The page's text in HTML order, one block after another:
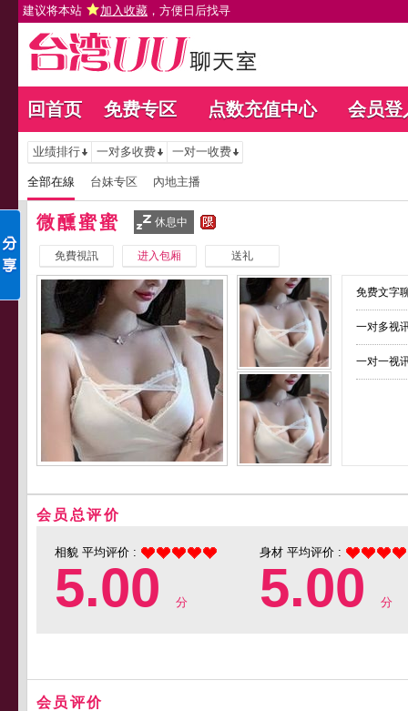
建议将本站 加入收藏 ，方便日后找寻
回首页 免费专区 点数充值中心 会员登
业绩排行 一对多收费 一对一收费
全部在線 台妹专区 內地主播
微醺蜜蜜 休息中
免費視訊 进入包厢 送礼
免费文字
一对多视
一对一视
会员总评价
相貌 平均评价 :
5.00 分
身材 平均评价 :
5.00 分
会员评价